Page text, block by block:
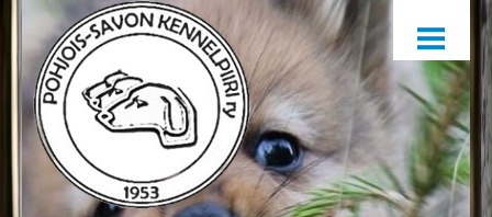
ETUSIVU
HARRASTAMINEN
KENNELPIIRI
SÄÄNNÖT, OHJEET JA LOMAKKEET
KENNELPIIRIN JAOSTOT